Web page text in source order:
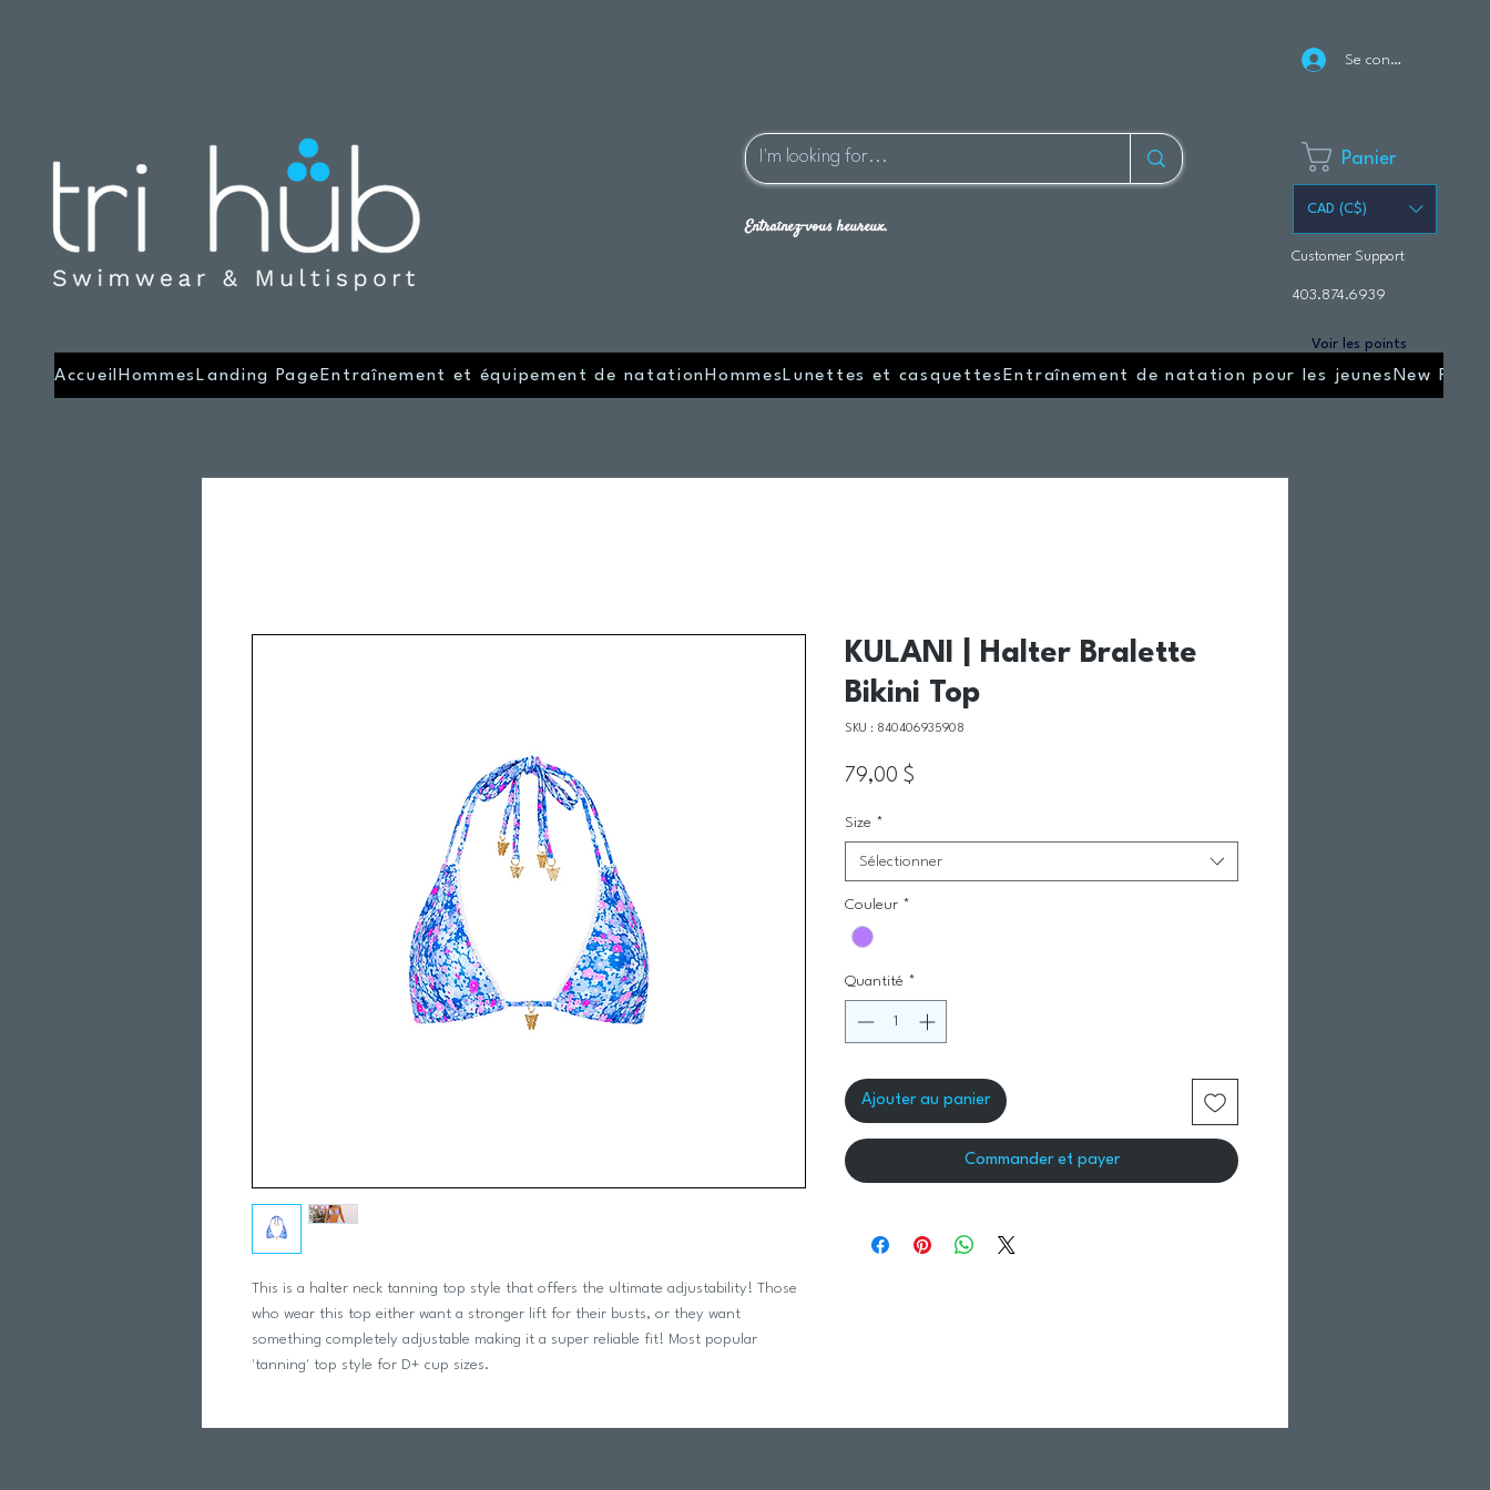
Se connecter
Entraînez-vous heureux.
Panier
CAD (C$)
Customer Support
403.874.6939
Voir les points
Accueil Hommes Landing Page Entraînement et équipement de natation Hommes Lunettes et casquettes Entraînement de natation pour les jeunes New Page
This is a halter neck tanning top style that offers the ultimate adjustability! Those
who wear this top either want a stronger lift for their busts, or they want
something completely adjustable making it a super reliable fit! Most popular
'tanning' top style for D+ cup sizes.
KULANI | Halter Bralette
Bikini Top
SKU : 840406935908
79,00 $
Size *
Sélectionner
Couleur *
Quantité *
Ajouter au panier
Commander et payer